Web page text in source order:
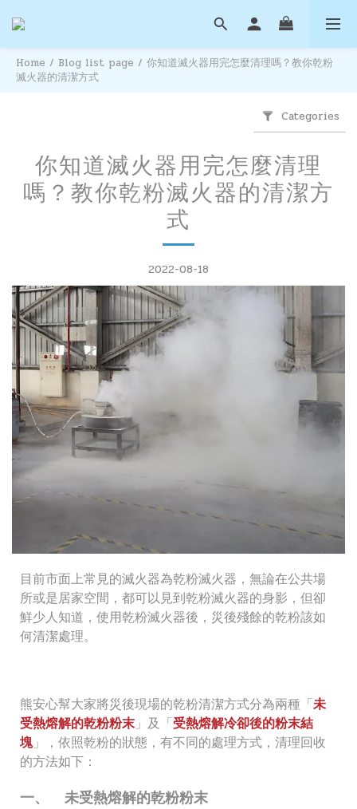
Home / Blog list page / 你知道滅火器用完怎麼清理嗎？教你乾粉
滅火器的清潔方式
Categories
你知道滅火器用完怎麼清理
嗎？教你乾粉滅火器的清潔方
式
2022-08-18
目前市面上常見的滅火器為乾粉滅火器，無論在公共場
所或是居家空間，都可以見到乾粉滅火器的身影，但卻
鮮少人知道，使用乾粉滅火器後，災後殘餘的乾粉該如
何清潔處理。
熊安心幫大家將災後現場的乾粉清潔方式分為兩種「未
受熱熔解的乾粉粉末」及「受熱熔解冷卻後的粉末結
塊」，依照乾粉的狀態，有不同的處理方式，清理回收
的方法如下：
一、 未受熱熔解的乾粉粉末